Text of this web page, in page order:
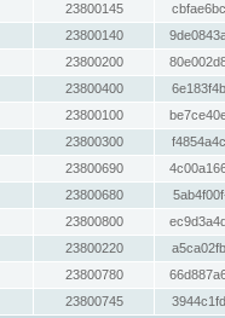
23800145
23800140
23800200
23800400
23800100
23800300
23800690
23800680
23800800
23800220
23800780
23800745